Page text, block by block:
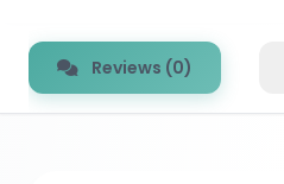
Reviews (0)